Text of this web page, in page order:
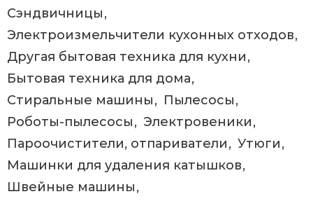
Сэндвичницы
Электроизмельчители кухонных отходов
Другая бытовая техника для кухни
Бытовая техника для дома
Стиральные машины
Пылесосы
Роботы-пылесосы
Электровеники
Пароочистители, отпариватели
Утюги
Машинки для удаления катышков
Швейные машины